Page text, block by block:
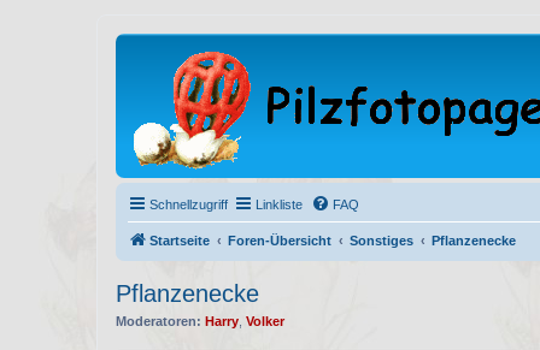
Schnellzugriff Linkliste FAQ
Startseite Foren-Übersicht Sonstiges Pflanzenecke
Pflanzenecke
Moderatoren: Harry Volker